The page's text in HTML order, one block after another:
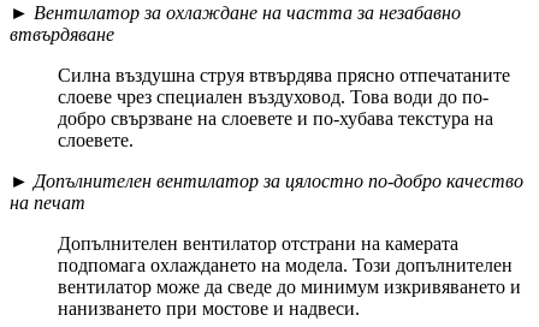
► Вентилатор за охлаждане на частта за незабавно
втвърдяване
Силна въздушна струя втвърдява прясно отпечатаните
слоеве чрез специален въздуховод. Това води до по-
добро свързване на слоевете и по-хубава текстура на
слоевете.
► Допълнителен вентилатор за цялостно по-добро качество
на печат
Допълнителен вентилатор отстрани на камерата
подпомага охлаждането на модела. Този допълнителен
вентилатор може да сведе до минимум изкривяването и
нанизването при мостове и надвеси.